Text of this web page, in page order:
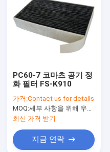
PC60-7 코마츠 공기 정
화 필터 FS-K910
가격:Contact us for details
MOQ:세부 사항을 위해 우리와 연락하세요
최신 가격 받기
지금 연락